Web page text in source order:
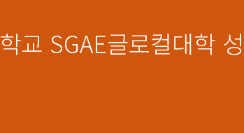
교 SGAE글로컬대학